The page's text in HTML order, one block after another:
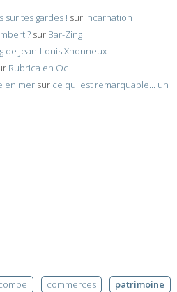
sur tes gardes ! sur Incarnation
? sur Bar-Zing
de Jean-Louis Xhonneux
Rubrica en Oc
en mer sur ce qui est remarquable... un
commerces
patrimoine